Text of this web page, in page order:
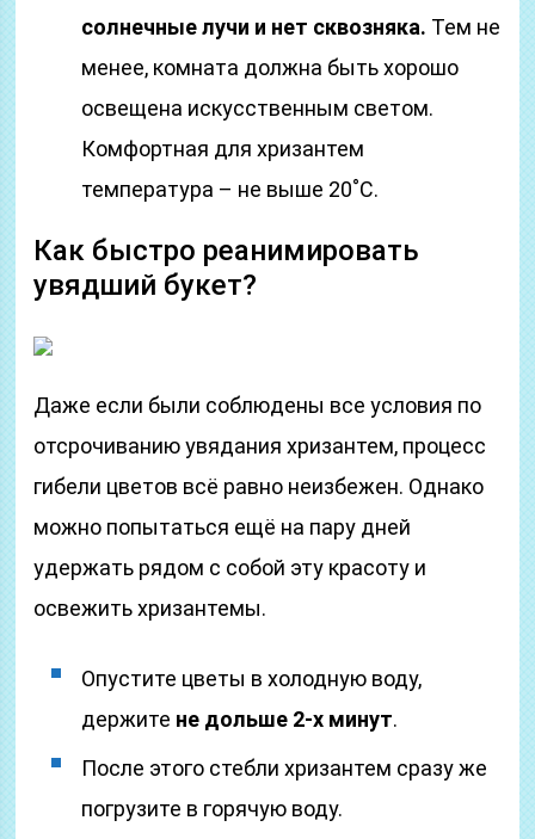
солнечные лучи и нет сквозняка. Тем не
менее, комната должна быть хорошо
освещена искусственным светом.
Комфортная для хризантем
температура – не выше 20˚С.
Как быстро реанимировать
увядший букет?
Даже если были соблюдены все условия по
отсрочиванию увядания хризантем, процесс
гибели цветов всё равно неизбежен. Однако
можно попытаться ещё на пару дней
удержать рядом с собой эту красоту и
освежить хризантемы.
Опустите цветы в холодную воду,
держите не дольше 2-х минут.
После этого стебли хризантем сразу же
погрузите в горячую воду.